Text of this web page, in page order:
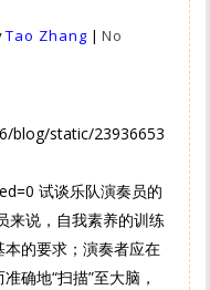
Tao Zhang |No
blog/static/23936653
试谈乐队演奏员的
来说，自我素养的训练
的要求；演奏者应在
确地“扫描”至大脑，